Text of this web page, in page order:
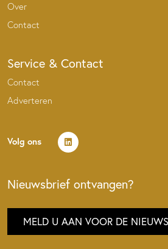
Over
Contact
Service & Contact
Contact
Adverteren
Volg ons
Nieuwsbrief ontvangen?
MELD U AAN VOOR DE